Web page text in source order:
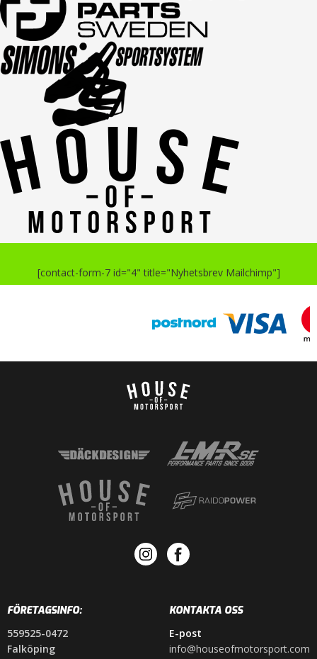
[contact-form-7 id="4" title="Nyhetsbrev Mailchimp"]
FÖRETAGSINFO:
559525-0472
Falköping
KONTAKTA OSS
E-post
info@houseofmotorsport.com